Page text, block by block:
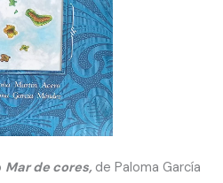
Mar de cores, de Paloma García